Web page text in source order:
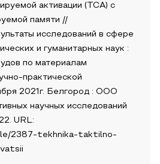
активации (TCA) с
памяти //
исследований в сфере
и гуманитарных наук :
по материалам
практической
2021г. Белгород : ООО
научных исследований
URL:
2387-tekhnika-taktilno-